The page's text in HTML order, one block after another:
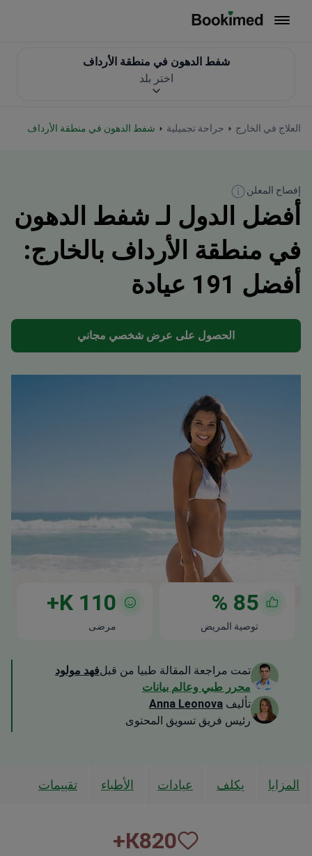
العلاج في الخارج جراحة تجميلية شفط الدهون في منطقة الأرداف
شفط الدهون في منطقة الأرداف
اختر بلد
إفصاح المعلن
أفضل الدول لـ شفط الدهون
في منطقة الأرداف بالخارج:
أفضل 191 عيادة
الحصول على عرض شخصي مجاني
85
%
توصية المريض
110
مرضى
تمت مراجعة المقالة طبيا من قبلفهد مولود
محرر طبي وعالم بيانات
تأليف Anna Leonova
رئيس فريق تسويق المحتوى
المزايا يكلف عيادات الأطباء تقييمات
820
К+